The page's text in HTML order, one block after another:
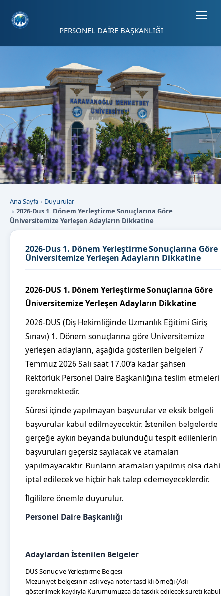
PERSONEL DAİRE BAŞKANLIĞI
Ana Sayfa
Duyurular
2026-Dus 1. Dönem Yerleştirme Sonuçlarına Göre
Üniversitemize Yerleşen Adayların Dikkatine
2026-Dus 1. Dönem Yerleştirme Sonuçlarına Göre
Üniversitemize Yerleşen Adayların Dikkatine
2026-DUS 1. Dönem Yerleştirme Sonuçlarına Göre
Üniversitemize Yerleşen Adayların Dikkatine
2026-DUS (Diş Hekimliğinde Uzmanlık Eğitimi Giriş
Sınavı) 1. Dönem sonuçlarına göre Üniversitemize
yerleşen adayların, aşağıda gösterilen belgeleri 7
Temmuz 2026 Salı saat 17.00’a kadar şahsen
Rektörlük Personel Daire Başkanlığına teslim etmeleri
gerekmektedir.
Süresi içinde yapılmayan başvurular ve eksik belgeli
başvurular kabul edilmeyecektir. İstenilen belgelerde
gerçeğe aykırı beyanda bulunduğu tespit edilenlerin
başvuruları geçersiz sayılacak ve atamaları
yapılmayacaktır. Bunların atamaları yapılmış olsa dahi
iptal edilecek ve hiçbir hak talep edemeyeceklerdir.
İlgililere önemle duyurulur.
Personel Daire Başkanlığı
Adaylardan İstenilen Belgeler
DUS Sonuç ve Yerleştirme Belgesi
Mezuniyet belgesinin aslı veya noter tasdikli örneği (Aslı
gösterilmek kaydıyla Kurumumuzca da tasdik edilecek sureti kabul